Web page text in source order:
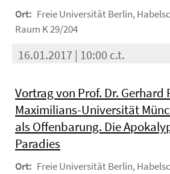
Ort: Freie Universität Berlin,
Raum K 29/204
16.01.2017 | 10:00 c.t.
Vortrag von Prof. Dr. Gerhard
Maximilians-Universität
als Offenbarung. Die
Paradies
Ort: Freie Universität Berlin,